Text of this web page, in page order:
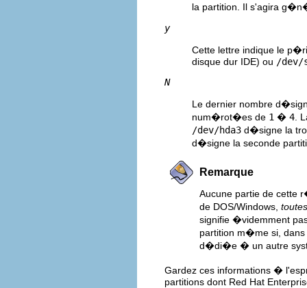
la partition. Il s'agira
y
Cette lettre indique le
disque dur IDE) ou /dev/
N
Le dernier nombre
num�rot�es de 1 � 4 .
/dev/hda3 d�signe la
d�signe la seconde
Remarque
Aucune partie de
de DOS/Windows, toutes
signifie �videmment
partition m�me si,
d�di�e � un autre
Gardez ces informations �
partitions dont Red Hat